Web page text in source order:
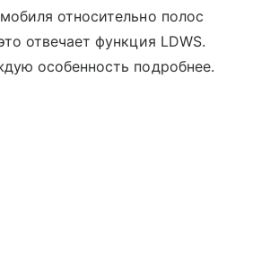
относительно полос
отвечает функция LDWS.
особенность подробнее.